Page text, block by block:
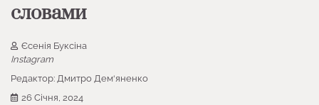
словами
Єсенія Буксіна
Instagram
Редактор: Дмитро Дем‘яненко
26 Січня, 2024